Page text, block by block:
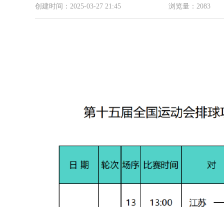
创建时间： 2025-03-27 21:45 浏览量： 2083